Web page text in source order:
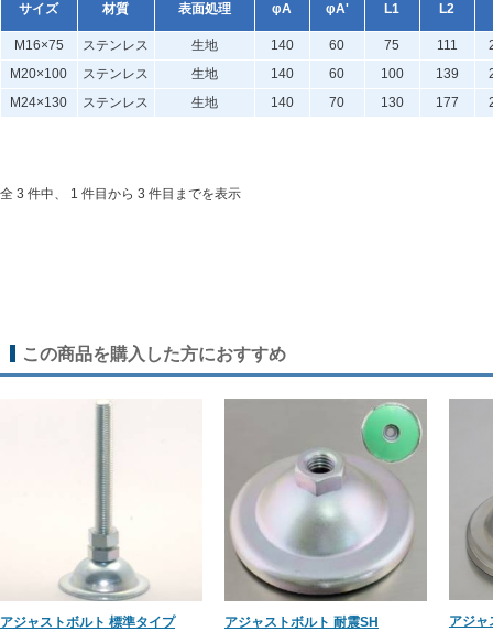
サイズ 材質 表面処理 φA φA' L1 L2
M16×75 ステンレス 生地 140 60 75 111
M20×100
ステンレス 生地 140 60 100 139
M24×130
ステンレス 生地 140 70 130 177
全 3 件中、 1 件目から 3 件目までを表示
この商品を購入した方におすすめ
アジャストボルト 標準タイプ アジャストボルト 耐震SH アジャ